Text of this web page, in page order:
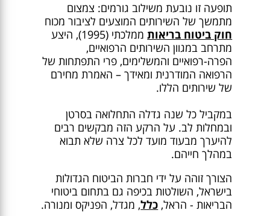
תופעה זו נובעת משילוב גורמים: צמצום
מתמשך של השירותים המוצעים לציבור מכוח
חוק ביטוח בריאות
ממלכתי (1995), היצע
מתרחב במגוון השירותים הרפואיים,
הפרה-רפואיים והמשלימים, פרי התפתחות של
הרפואה המודרנית ומאידך – האמרת מחירם
של שירותים הללו.
במקביל כל שנה גדלה התחלואה בסרטן
ובמחלות לב. על הרקע הזה מבקשים רבים
להיערך מבעוד מועד לכל צרה שלא תבוא
במהלך חייהם.
הצורך זוהה על ידי חברות הביטוח הגדולות
בישראל, השולטות בכיפה גם בתחום ביטוחי
הבריאות - הראל, כלל, מגדל, הפניקס ומנורה.